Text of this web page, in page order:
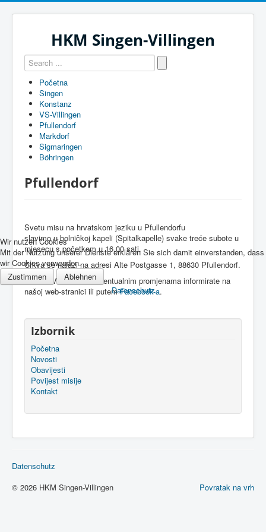
HKM Singen-Villingen
Početna
Singen
Konstanz
VS-Villingen
Pfullendorf
Markdorf
Sigmaringen
Böhringen
Pfullendorf
Svetu misu na hrvatskom jeziku u Pfullendorfu
slavimo u bolničkoj kapeli (Spitalkapelle) svake treće subote u
mjesecu s početkom u 16.00 sati.
Crkva se nalazi na adresi Alte Postgasse 1, 88630 Pfullendorf.
Molimo Vas da se o eventualnim promjenama informirate na
našoj web-stranici ili putemFacebook-a.
Izbornik
Početna
Novosti
Obavijesti
Povijest misije
Kontakt
Datenschutz
Povratak na vrh
© 2026 HKM Singen-Villingen
Wir nutzen Cookies
Mit der Nutzung unserer Dienste erklären Sie sich damit einverstanden, dass
wir Cookies verwenden.
Zustimmen
Ablehnen
Datenschutz